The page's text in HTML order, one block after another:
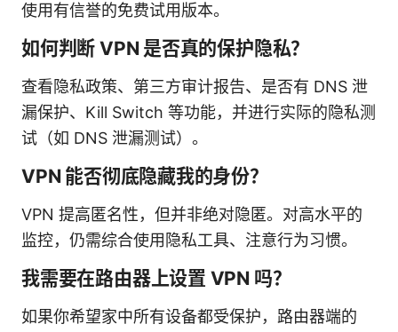
使用有信誉的免费试用版本。
如何判断 VPN 是否真的保护隐私？
查看隐私政策、第三方审计报告、是否有 DNS 泄
漏保护、Kill Switch 等功能，并进行实际的隐私测
试（如 DNS 泄漏测试）。
VPN 能否彻底隐藏我的身份？
VPN 提高匿名性，但并非绝对隐匿。对高水平的
监控，仍需综合使用隐私工具、注意行为习惯。
我需要在路由器上设置 VPN 吗？
如果你希望家中所有设备都受保护，路由器端的